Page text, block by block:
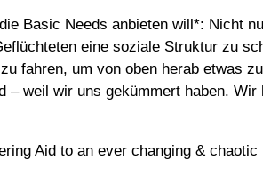
Basic Needs anbieten will*: Nicht
eine soziale Struktur zu
fahren, um von oben herab etwas
weil wir uns gekümmert haben.
Aid to an ever changing &